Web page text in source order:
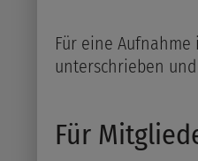
Für eine
unterschrieben
Für